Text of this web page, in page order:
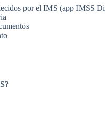
por el IMS (app IMSS